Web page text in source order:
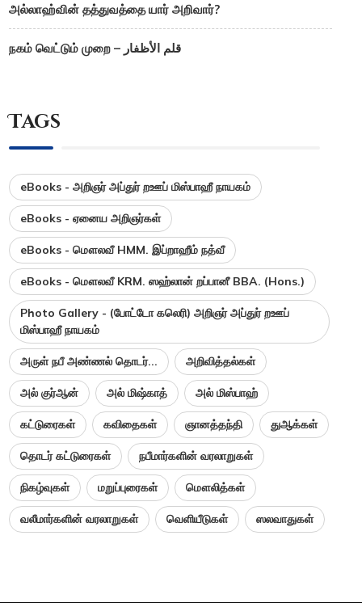
அல்லாஹ்வின் தத்துவத்தை யார் அறிவார்?
நகம் வெட்டும் முறை – قلم الأظفار
Tags
eBooks - அறிஞர் அப்துர் றஊப் மிஸ்பாஹீ நாயகம்
eBooks - ஏனைய அறிஞர்கள்
eBooks - மௌலவீ HMM. இப்றாஹீம் நத்வீ
eBooks - மௌலவீ KRM. ஸஹ்லான் றப்பானீ BBA. (Hons.)
Photo Gallery - (போட்டோ கலெரி) அறிஞர் அப்துர் றஊப்
மிஸ்பாஹீ நாயகம்
அருள் நபீ அண்ணல் தொடர்... அறிவித்தல்கள்
அல் குர்ஆன் அல் மிஷ்காத் அல் மிஸ்பாஹ்
கட்டுரைகள் கவிதைகள் ஞானத்தந்தி துஆக்கள்
தொடர் கட்டுரைகள் நபீமார்களின் வரலாறுகள்
நிகழ்வுகள் மறுப்புரைகள் மௌலித்கள்
வலீமார்களின் வரலாறுகள் வெளியீடுகள் ஸலவாதுகள்